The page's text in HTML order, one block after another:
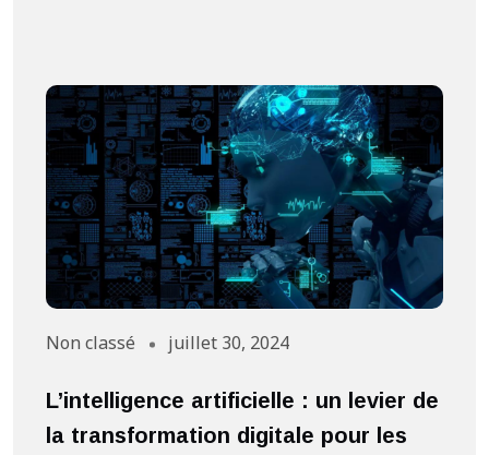
Non classé juillet 30, 2024
L’intelligence artificielle : un levier de
la transformation digitale pour les